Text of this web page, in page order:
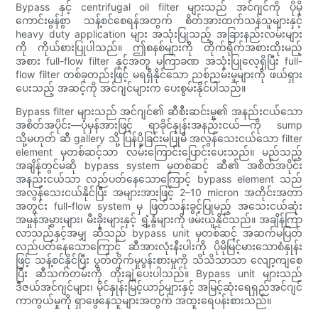
Bypass နှင့် centrifugal oil filter များသည် အင်ဂျင်ကို ပိုမို
ကောင်းမွန်စွာ သန့်စင်စေရန်အတွက် စိတ်အားထက်သန်သူများနှင့်
heavy duty application များ အသုံးပြုသည့် အခြားနည်းလမ်းများ
ကို ကိုယ်စားပြုပါသည်။ ဤစနစ်များကို တိုက်ရိုက်အစားထိုးမည့်
အစား full-flow filter နှင့်အတူ မကြာခဏ အသုံးပြုလေ့ရှိပြီး full-
flow filter တစ်ခုတည်းဖြင့် မရရှိနိုင်သော ညစ်ညမ်းမှုများကို ဖယ်ရှား
ပေးသည့် အဆင့်ကို အင်ဂျင်များက ပေးစွမ်းနိုင်ပါသည်။
Bypass filter များသည် အင်ဂျင်၏ ဆီစီးဆင်းမှု၏ အနည်းငယ်သော
အစိတ်အပိုင်း—ပုံမှန်အားဖြင့် ရာခိုင်နှုန်းအနည်းငယ်—ကို sump
သို့မဟုတ် ဆီ gallery သို့ ပြန်ပို့ခြင်းမပြုမီ အလွန်သေးငယ်သော filter
element မှတစ်ဆင့်သာ လမ်းကြောင်းပြောင်းပေးသည်။ မည်သည့်
အချိန်တွင်မဆို bypass system မှတစ်ဆင့် ဆီ၏ အစိတ်အပိုင်း
အနည်းငယ်သာ လည်ပတ်နေသောကြောင့် bypass element သည်
အလွန်သေးငယ်နိုင်ပြီး အများအားဖြင့် 2–10 micron အတိုင်းအတာ
အတွင်း full-flow system မှ ဖြတ်သန်းခွင့်ပြုမည့် အသေးငယ်ဆုံး
အမှုန်အမွှားများ၊ မီးခိုးများနှင့် ရွှံ့နွံများကို ဖမ်းယူနိုင်သည်။ အချိန်ကြာ
လာသည်နှင့်အမျှ ဆီသည် bypass unit မှတစ်ဆင့် အဆက်မပြတ်
လည်ပတ်နေသောကြောင့် ဆီအားလုံးနီးပါးကို ပိုမိုမြင့်မားသောစံနှုန်း
ဖြင့် သန့်စင်နိုင်ပြီး ပွတ်တိုက်မှုပွန်းစားမှုကို သိသိသာသာ လျော့ကျစေ
ပြီး ဆီသက်တမ်းကို တိုးချဲ့ပေးပါသည်။ Bypass unit များသည်
ဒီဇယ်အင်ဂျင်များ၊ မိုင်နှုန်းမြင့်ယာဉ်များနှင့် အမြင့်ဆုံးရေရှည်အင်ဂျင်
ကာကွယ်မှုကို ရှာဖွေနေသူများအတွက် အထူးရေပန်းစားသည်။